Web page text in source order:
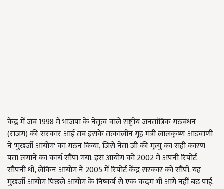
केंद्र में जब 1998 में भाजपा के नेतृत्व वाले राष्ट्रीय जनतांत्रिक गठबंधन
(राजग) की सरकार आई तब इसके तत्कालीन गृह मंत्री लालकृष्ण आडवाणी
ने 'मुखर्जी आयोग' का गठन किया, जिसे नेता जी की मृत्यु का सही कारण
पता लगाने का कार्य सौंपा गया. इस आयोग को 2002 में अपनी रिपोर्ट
सौपनी थी, लेकिन आयोग ने 2005 में रिपोर्ट केंद्र सरकार को सौंपी. यह
मुखर्जी आयोग पिछले आयोग के निष्कर्ष से एक कदम भी आगे नहीं बढ़ पाई.